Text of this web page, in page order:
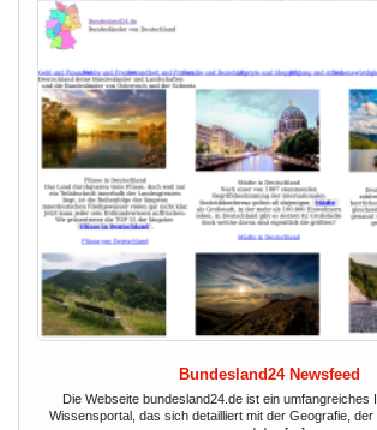
Bundesland24 Newsfeed
Die Webseite bundesland24.de ist ein umfangreiches
Wissensportal, das sich detailliert mit der Geografie,